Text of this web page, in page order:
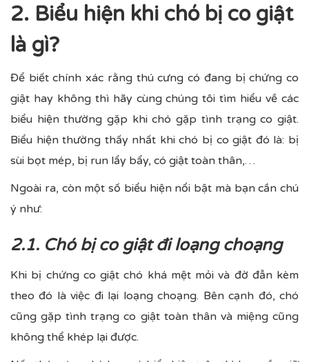
2. Biểu hiện khi chó bị co giật
là gì?
Để biết chính xác rằng thú cưng có đang bị chứng co
giật hay không thì hãy cùng chúng tôi tìm hiểu về các
biểu hiện thường gặp khi chó gặp tình trạng co giật.
Biểu hiện thường thấy nhất khi chó bị co giật đó là: bị
sùi bọt mép, bị run lẩy bẩy, có giật toàn thân,…
Ngoài ra, còn một số biểu hiện nổi bật mà bạn cần chú
ý như:
2.1. Chó bị co giật đi loạng choạng
Khi bị chứng co giật chó khá mệt mỏi và đờ đẫn kèm
theo đó là việc đi lại loạng choạng. Bên cạnh đó, chó
cũng gặp tình trạng co giật toàn thân và miệng cũng
không thể khép lại được.